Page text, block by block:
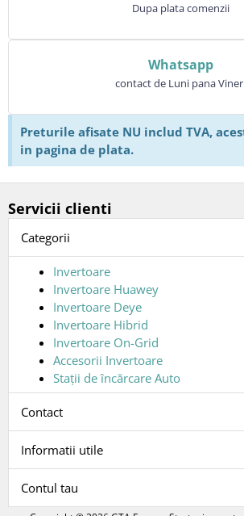
Dupa plata comenzii
Whatsapp
contact de Luni pana
Preturile afisate NU includ TVA,
in pagina de plata.
Servicii clienti
Categorii
Invertoare
Invertoare Huawey
Invertoare Deye
Invertoare Hibrid
Invertoare On-Grid
Accesorii Invertoare
Stații de încărcare Auto
Contact
Informatii utile
Contul tau